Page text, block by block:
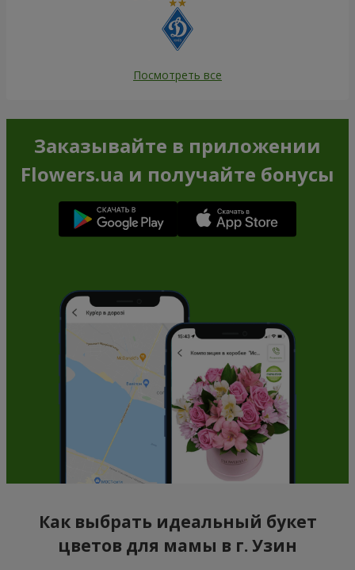
Посмотреть все
Заказывайте в приложении
Flowers.ua и получайте бонусы
Как выбрать идеальный букет
цветов для мамы в г. Узин